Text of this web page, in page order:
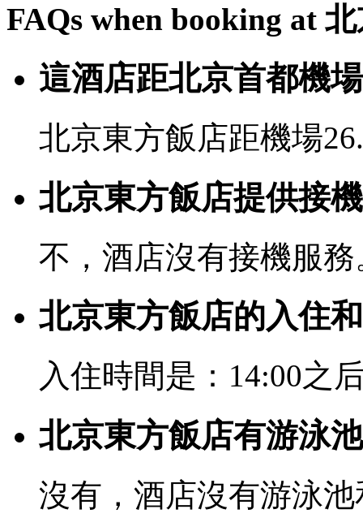
FAQs when booking at
這酒店距北京首都機
北京東方飯店距機場
北京東方飯店提供接
不，酒店沒有接機服務
北京東方飯店的入住
入住時間是：14:00之
北京東方飯店有游泳
沒有，酒店沒有游泳